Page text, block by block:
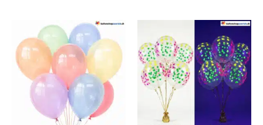
Dieses
Produkt
weist
mehrere
Varianten
auf.
Die